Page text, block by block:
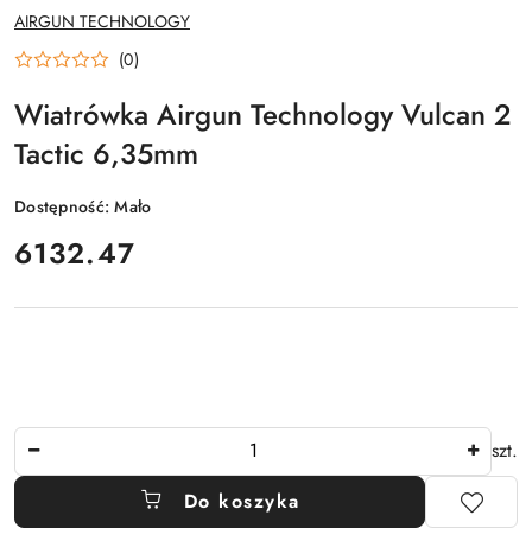
NAZWA
PRODUCENTA:
AIRGUN TECHNOLOGY
(0)
Wiatrówka Airgun Technology Vulcan 2
Tactic 6,35mm
Dostępność:Mało
cena:
6132.47
szt.
Do koszyka